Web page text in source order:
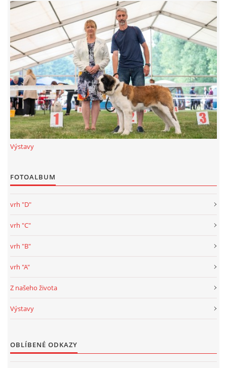
© CHS ze Severních vrchů | Aktualizováno: 20. 7. 2026
Výstavy
FOTOALBUM
vrh "D"
vrh "C"
vrh "B"
vrh "A"
Z našeho života
Výstavy
OBLÍBENÉ ODKAZY